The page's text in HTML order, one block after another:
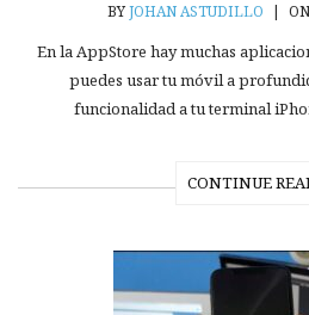
BYJOHAN ASTUDILLO |
En la AppStore hay muchas
puedes usar tu móvil a
funcionalidad a tu terminal
CONTINUE